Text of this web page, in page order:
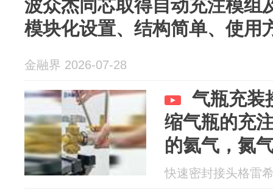
波众杰同芯取得自动充注模组
模块化设置、结构简单、使用
金融界 2026-07-28
气瓶充装
缩气瓶的充
的氦气，氮
注。
快速密封接头格雷